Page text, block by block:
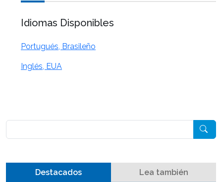
Idiomas Disponibles
Portugués, Brasileño
Inglés, EUA
Destacados Lea también